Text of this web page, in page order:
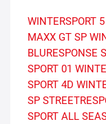
WINTERSPORT 5
MAXX GT SP
BLURESPONSE
SPORT 01
SPORT 4D
SP
SPORT ALL